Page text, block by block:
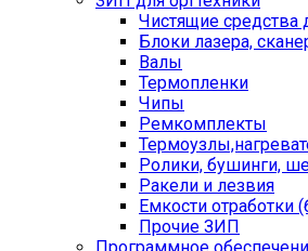
Чистящие средства
Блоки лазера,
Валы
Термопленки
Чипы
Ремкомплекты
Ролики, бушинги,
Ракели и лезвия
Емкости отработки
Прочие ЗИП